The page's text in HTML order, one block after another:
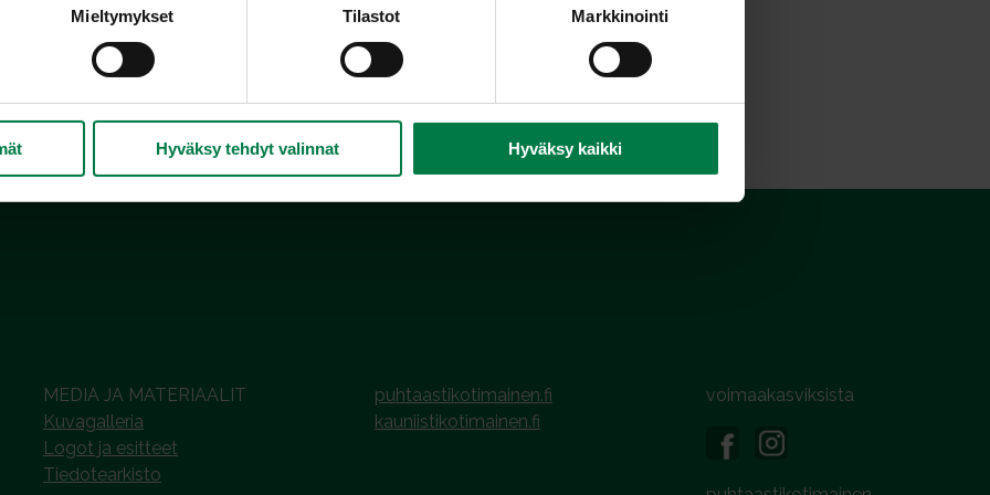
Mieltymykset Tilastot Markkinointi
Hyväksy tehdyt valinnat Hyväksy kaikki
MEDIA JA MATERIAALIT
Kuvagalleria
Logot ja esitteet
Tiedotearkisto
puhtaastikotimainen.fi
kauniistikotimainen.fi
voimaakasviksista